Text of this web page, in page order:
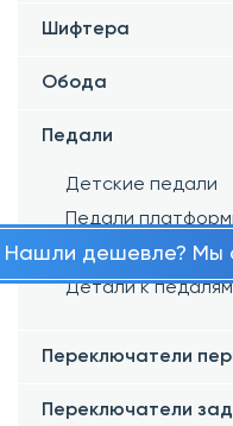
Шифтера
Обода
Педали
Детские педали
Педали
Контактные
Детали к педалям
Переключатели
Переключатели
Нашли дешевле? Мы